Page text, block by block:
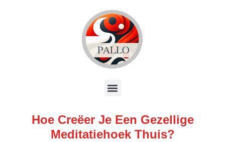
Hoe Creëer Je Een Gezellige
Meditatiehoek Thuis?